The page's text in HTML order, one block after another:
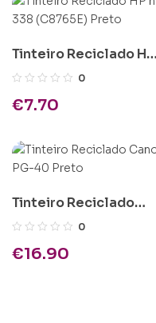
Tinteiro Reciclado HP
nº 338 (C8765E) Preto
0
€7.70
Tinteiro Reciclado
Canon PG-40 Preto
0
€16.90